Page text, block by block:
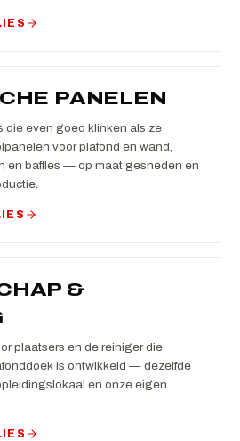
PANELEN
die even goed klinken als ze
voor plafond en wand,
en baffles — op maat gesneden en
&
plaatsers en de reiniger die
is ontwikkeld — dezelfde
en onze eigen